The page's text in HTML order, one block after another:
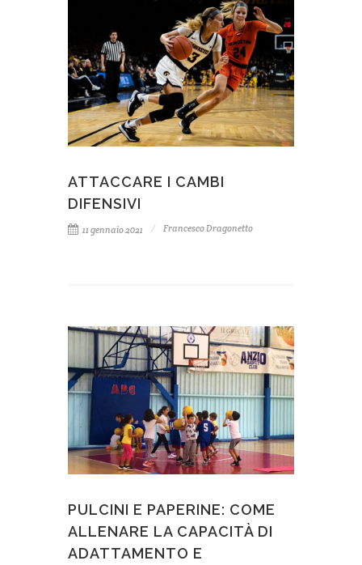
ATTACCARE I CAMBI
DIFENSIVI
11 gennaio 2021 Francesco Dragonetto
PULCINI E PAPERINE: COME
ALLENARE LA CAPACITÀ DI
ADATTAMENTO E